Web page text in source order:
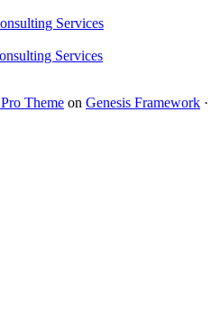
Services
Services
Theme on Genesis Framework ·